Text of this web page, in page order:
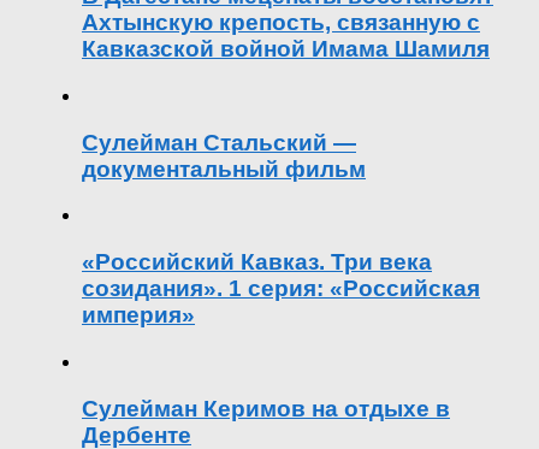
Ахтынскую крепость, связанную с
Кавказской войной Имама Шамиля
Сулейман Стальский —
документальный фильм
«Российский Кавказ. Три века
созидания». 1 серия: «Российская
империя»
Сулейман Керимов на отдыхе в
Дербенте